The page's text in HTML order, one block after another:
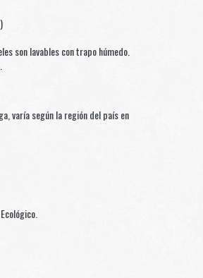
son lavables con trapo húmedo.
varía según la región del país en